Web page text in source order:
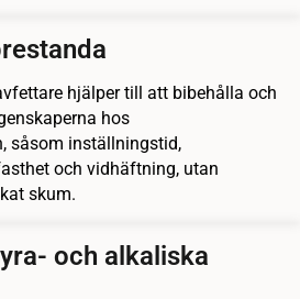
hjälper till att bibehålla och
hos
såsom inställningstid,
och vidhäftning, utan
skum.
och alkaliska